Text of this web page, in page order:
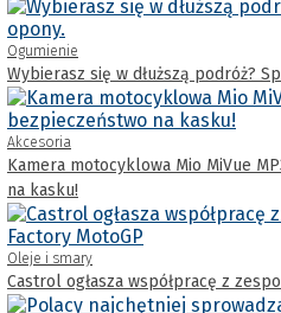
Ogumienie
Wybierasz się w dłuższą podróż?
Akcesoria
Kamera motocyklowa Mio MiVue MP30 – podwójne
na kasku!
Oleje i smary
Castrol ogłasza współpracę z